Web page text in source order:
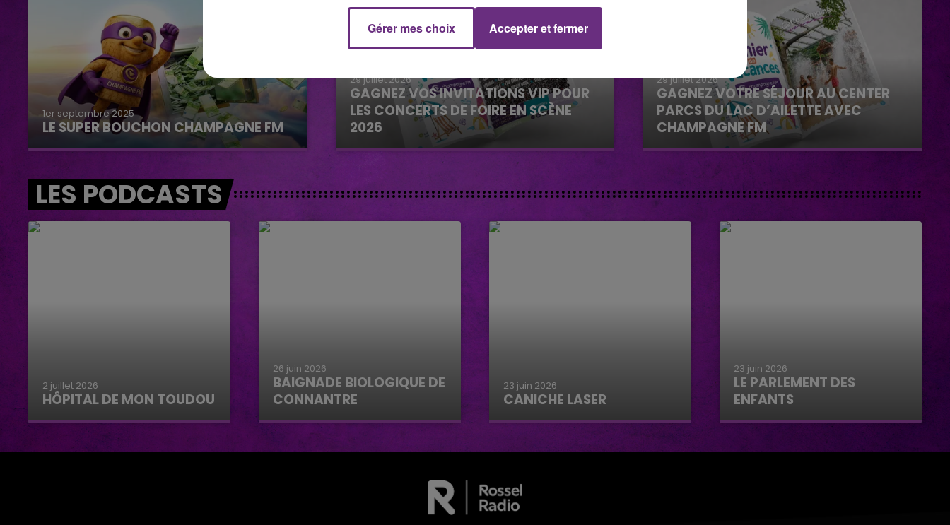
1er septembre 2025
LE SUPER BOUCHON CHAMPAGNE FM
29 juillet 2026
GAGNEZ VOS INVITATIONS VIP POUR
LES CONCERTS DE FOIRE EN SCÈNE
2026
29 juillet 2026
GAGNEZ VOTRE SÉJOUR AU CENTER
PARCS DU LAC D’AILETTE AVEC
CHAMPAGNE FM
LES PODCASTS
2 juillet 2026
HÔPITAL DE MON TOUDOU
Hôpital de mon Toudou
26 juin 2026
BAIGNADE BIOLOGIQUE DE
CONNANTRE
Baignade biologique de
Connantre
23 juin 2026
CANICHE LASER
Caniche Laser
23 juin 2026
LE PARLEMENT DES
ENFANTS
Le parlement des enfants
Gérer mes choix Accepter et fermer